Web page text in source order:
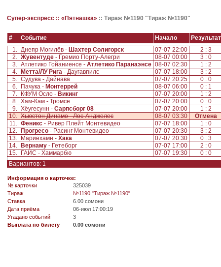
Супер-экспресс :: «Пятнашка» :: Тираж №1190 "Тираж №1190"
# Событие Начало
Результат
1. Днепр Могилёв - Шахтер Солигорск 07-07 22:00
2 : 3
2. Жувентуде - Гремио Порту-Алегри 08-07 00:00
3 : 0
3. Атлетико Гойаниенсе - Атлетико Паранаэнсе 08-07 02:30
1 : 2
4.
Метта/ЛУ Рига - Даугавпилс 07-07 18:00
3 : 2
5. Судува - Дайнава 07-07 20:25
0 : 0
6.
Пачука - Монтеррей 08-07 06:00
0 : 1
7.
КФУМ Осло - Викинг 07-07 20:00
1 : 2
8. Хам-Кам - Тромсе 07-07 20:00
0 : 0
9. Хёугесунн - Сарпсборг 08 07-07 20:00
1 : 2
10. Хьюстон Динамо - Лос-Анджелес 08-07 03:30
Отмена
11. Феникс - Ривер Плейт Монтевидео 07-07 18:00
1 : 0
12.
Прогресо - Расинг Монтевидео 07-07 20:30
3 : 2
13.
Мариехамн - Хака 07-07 20:30
0 : 3
14.
Вернаму - Гетеборг 07-07 17:00
2 : 0
15.
ГАИС - Хаммарбю 07-07 19:30
0 : 0
Вариантов: 1
Информация о карточке:
№ карточки
325039
Tираж
№1190 "Тираж №1190"
Ставка
6.00 сомони
Дата приёма
06-июл 17:00:19
Угадано событий
3
Выплата по билету
0.00 сомони